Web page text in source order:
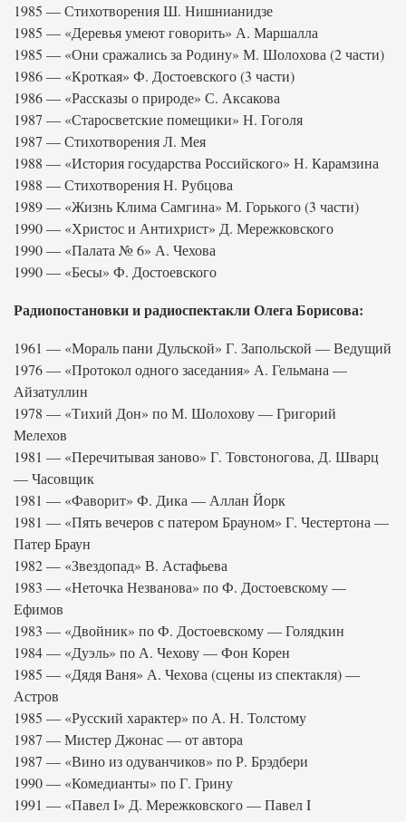
1985 — Стихотворения Ш. Нишнианидзе
1985 — «Деревья умеют говорить» А. Маршалла
1985 — «Они сражались за Родину» М. Шолохова (2 части)
1986 — «Кроткая» Ф. Достоевского (3 части)
1986 — «Рассказы о природе» С. Аксакова
1987 — «Старосветские помещики» Н. Гоголя
1987 — Стихотворения Л. Мея
1988 — «История государства Российского» Н. Карамзина
1988 — Стихотворения Н. Рубцова
1989 — «Жизнь Клима Самгина» М. Горького (3 части)
1990 — «Христос и Антихрист» Д. Мережковского
1990 — «Палата № 6» А. Чехова
1990 — «Бесы» Ф. Достоевского
Радиопостановки и радиоспектакли Олега Борисова:
1961 — «Мораль пани Дульской» Г. Запольской — Ведущий
1976 — «Протокол одного заседания» А. Гельмана —
Айзатуллин
1978 — «Тихий Дон» по М. Шолохову — Григорий
Мелехов
1981 — «Перечитывая заново» Г. Товстоногова, Д. Шварц
— Часовщик
1981 — «Фаворит» Ф. Дика — Аллан Йорк
1981 — «Пять вечеров с патером Брауном» Г. Честертона —
Патер Браун
1982 — «Звездопад» В. Астафьева
1983 — «Неточка Незванова» по Ф. Достоевскому —
Ефимов
1983 — «Двойник» по Ф. Достоевскому — Голядкин
1984 — «Дуэль» по А. Чехову — Фон Корен
1985 — «Дядя Ваня» А. Чехова (сцены из спектакля) —
Астров
1985 — «Русский характер» по А. Н. Толстому
1987 — Мистер Джонас — от автора
1987 — «Вино из одуванчиков» по Р. Брэдбери
1990 — «Комедианты» по Г. Грину
1991 — «Павел I» Д. Мережковского — Павел I